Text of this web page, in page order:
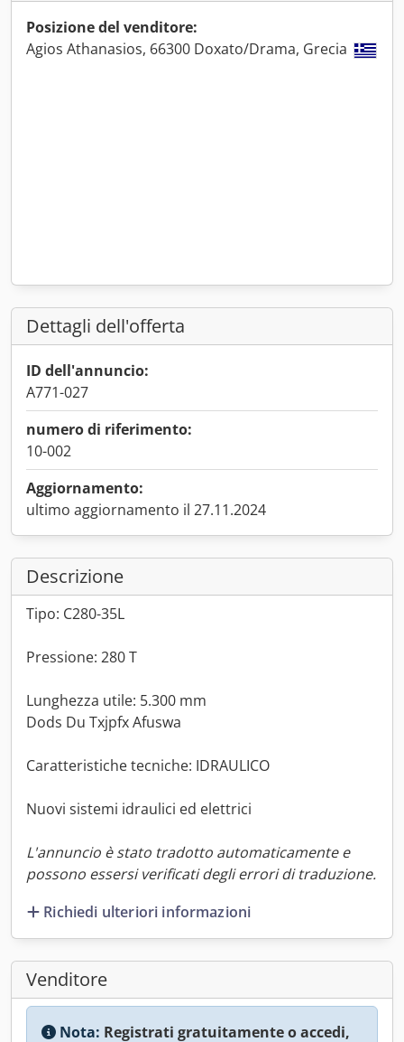
Posizione del venditore:
Agios Athanasios, 66300 Doxato/Drama, Grecia
Dettagli dell'offerta
ID dell'annuncio:
A771-027
numero di riferimento:
10-002
Aggiornamento:
ultimo aggiornamento il 27.11.2024
Descrizione
Tipo: C280-35L
Pressione: 280 T
Lunghezza utile: 5.300 mm
Dods Du Txjpfx Afuswa
Caratteristiche tecniche: IDRAULICO
Nuovi sistemi idraulici ed elettrici
L'annuncio è stato tradotto automaticamente e
possono essersi verificati degli errori di traduzione.
Richiedi ulteriori informazioni
Venditore
Nota: Registrati gratuitamente o accedi,